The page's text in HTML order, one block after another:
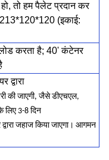
तो हम पैलेट प्रदान कर
(इकाई:
करता है; 40' कंटेनर
द्वारा
की जाएगी, जैसे डीएचएल,
3-8 दिन
जहाज किया जाएगा। आगमन